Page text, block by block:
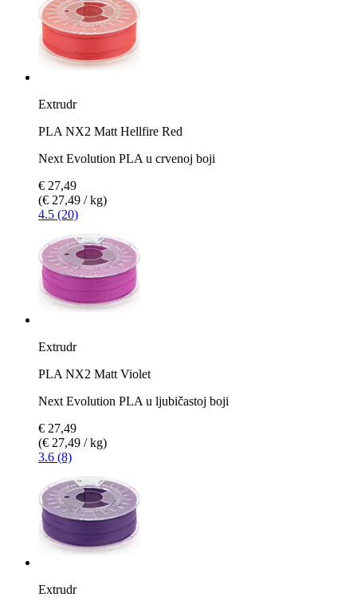
Extrudr
PLA NX2 Matt Hellfire Red
Next Evolution PLA u crvenoj boji
€ 27,49
(€ 27,49 / kg)
4.5 (20)
Extrudr
PLA NX2 Matt Violet
Next Evolution PLA u ljubičastoj boji
€ 27,49
(€ 27,49 / kg)
3.6 (8)
Extrudr